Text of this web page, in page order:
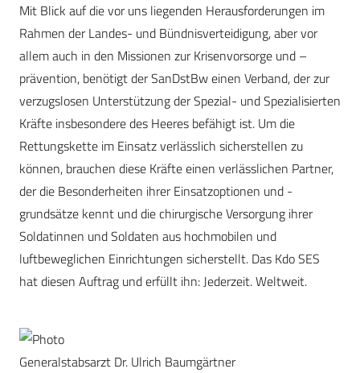
Mit Blick auf die vor uns liegenden Herausforderungen im
Rahmen der Landes- und Bündnisverteidigung, aber vor
allem auch in den Missionen zur Krisenvorsorge und –
prävention, benötigt der SanDstBw einen Verband, der zur
verzugslosen Unterstützung der Spezial- und Spezialisierten
Kräfte insbesondere des Heeres befähigt ist. Um die
Rettungskette im Einsatz verlässlich sicherstellen zu
können, brauchen diese Kräfte einen verlässlichen Partner,
der die Besonderheiten ihrer Einsatzoptionen und -
grundsätze kennt und die chirurgische Versorgung ihrer
Soldatinnen und Soldaten aus hochmobilen und
luftbeweglichen Einrichtungen sicherstellt. Das Kdo SES
hat diesen Auftrag und erfüllt ihn: Jederzeit. Weltweit.
Generalstabsarzt Dr. Ulrich Baumgärtner